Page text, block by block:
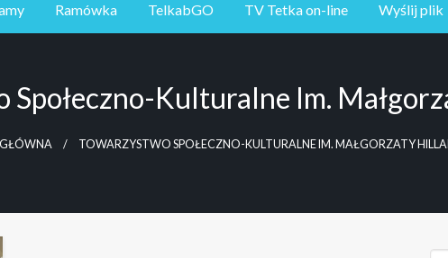
Ramówka TelkabGO TV Tetka on-line Wyślij plik
Społeczno-Kulturalne Im.
TOWARZYSTWO SPOŁECZNO-KULTURALNE IM. MAŁGORZATY